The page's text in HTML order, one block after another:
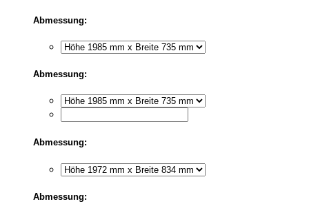
Abmessung:
Abmessung:
Abmessung:
Abmessung: